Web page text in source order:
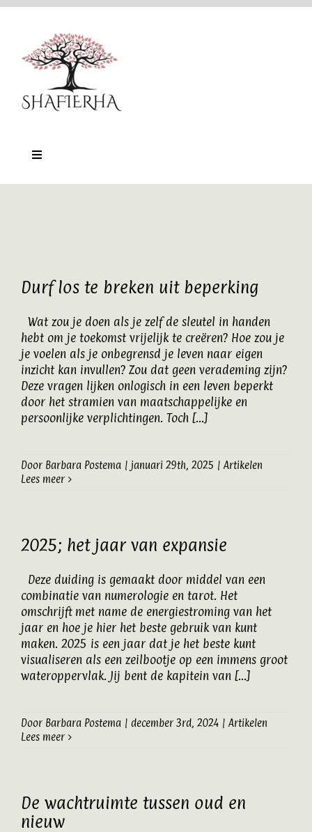
Ga
Toggle
Online platform
Artikelen
Contact
Durf los te breken uit beperking
Wat zou je doen als je zelf de sleutel in handen
hebt om je toekomst vrijelijk te creëren? Hoe zou je
je voelen als je onbegrensd je leven naar eigen
inzicht kan invullen? Zou dat geen verademing zijn?
Deze vragen lijken onlogisch in een leven beperkt
door het stramien van maatschappelijke en
persoonlijke verplichtingen. Toch [...]
Door Barbara Postema | januari 29th, 2025 | Artikelen
Lees meer
2025; het jaar van expansie
Deze duiding is gemaakt door middel van een
combinatie van numerologie en tarot. Het
omschrijft met name de energiestroming van het
jaar en hoe je hier het beste gebruik van kunt
maken. 2025 is een jaar dat je het beste kunt
visualiseren als een zeilbootje op een immens groot
wateroppervlak. Jij bent de kapitein van [...]
Door Barbara Postema | december 3rd, 2024 | Artikelen
Lees meer
De wachtruimte tussen oud en
nieuw